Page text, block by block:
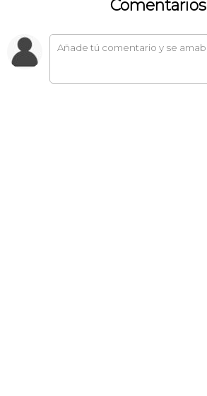
Comentarios